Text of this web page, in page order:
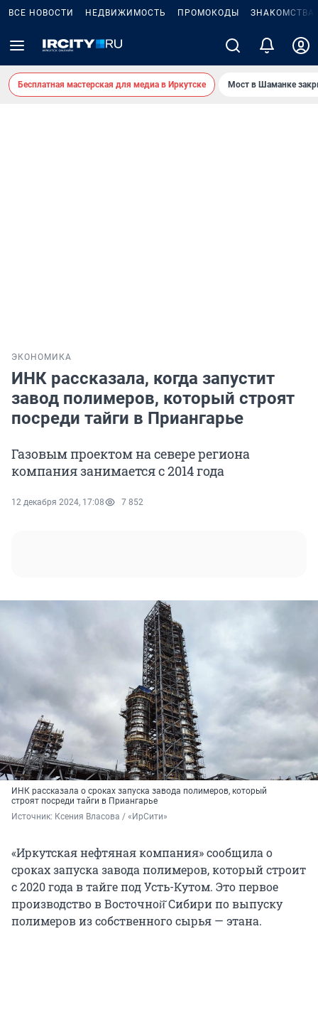
ВСЕ НОВОСТИ НЕДВИЖИМОСТЬ ПРОМОКОДЫ ЗНАКОМСТВА
Бесплатная мастерская для медиа в Иркутске Мост в Шаманке
ЭКОНОМИКА
ИНК рассказала, когда запустит
завод полимеров, который строят
посреди тайги в Приангарье
Газовым проектом на севере региона
компания занимается с 2014 года
12 декабря 2024, 17:08 7 852
ИНК рассказала о сроках запуска завода полимеров, который
строят посреди тайги в Приангарье
Источник: Ксения Власова / «ИрСити»
«Иркутская нефтяная компания» сообщила о
сроках запуска завода полимеров, который строит
с 2020 года в тайге под Усть-Кутом. Это первое
производство в Восточной̆ Сибири по выпуску
полимеров из собственного сырья — этана.